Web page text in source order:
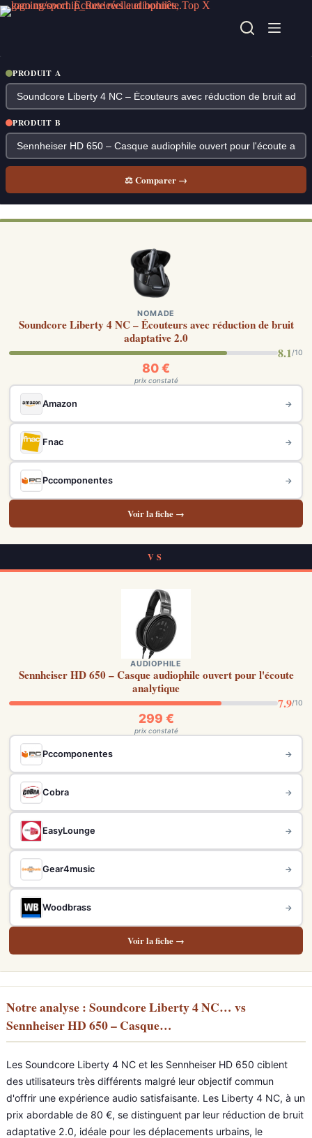
Passer
au
PRODUIT A
PRODUIT B
⚖ Comparer →
NOMADE
Soundcore Liberty 4 NC – Écouteurs avec réduction de bruit
adaptative 2.0
8.1/10
80 €
prix constaté
Amazon →
Fnac →
Pccomponentes →
Voir la fiche →
VS
AUDIOPHILE
Sennheiser HD 650 – Casque audiophile ouvert pour l'écoute
analytique
7.9/10
299 €
prix constaté
Pccomponentes →
Cobra →
EasyLounge →
Gear4music →
Woodbrass →
Voir la fiche →
Notre analyse : Soundcore Liberty 4 NC… vs
Sennheiser HD 650 – Casque…
Les Soundcore Liberty 4 NC et les Sennheiser HD 650 ciblent
des utilisateurs très différents malgré leur objectif commun
d'offrir une expérience audio satisfaisante. Les Liberty 4 NC, à un
prix abordable de 80 €, se distinguent par leur réduction de bruit
adaptative 2.0, idéale pour les déplacements urbains, le